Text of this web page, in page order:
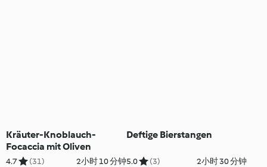
Kräuter-Knoblauch-
Focaccia mit Oliven
4.7 (31) 2小时 10 分钟
Deftige Bierstangen
5.0 (3) 2小时 30 分钟